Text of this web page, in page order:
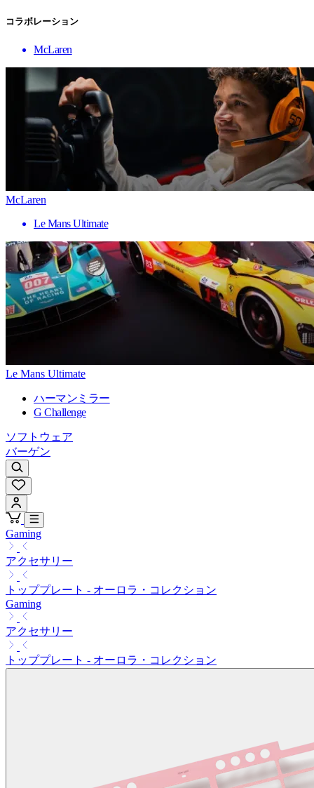
コラボレーション
McLaren
McLaren
Le Mans Ultimate
Le Mans Ultimate
ハーマンミラー
G Challenge
ソフトウェア
バーゲン
Gaming
アクセサリー
トッププレート - オーロラ・コレクション
Gaming
アクセサリー
トッププレート - オーロラ・コレクション